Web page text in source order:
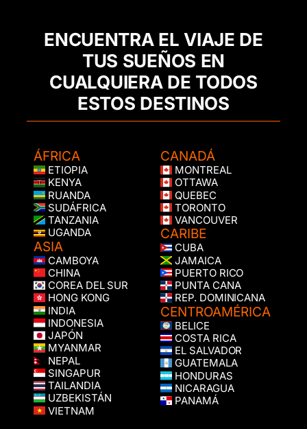
ENCUENTRA EL VIAJE DE
TUS SUEÑOS EN
CUALQUIERA DE TODOS
ESTOS DESTINOS
ÁFRICA
ETIOPIA
KENYA
RUANDA
SUDÁFRICA
TANZANIA
UGANDA
ASIA
CAMBOYA
CHINA
COREA DEL SUR
HONG KONG
INDIA
INDONESIA
JAPÓN
MYANMAR
NEPAL
SINGAPUR
TAILANDIA
UZBEKISTÁN
VIETNAM
CANADÁ
MONTREAL
OTTAWA
QUEBEC
TORONTO
VANCOUVER
CARIBE
CUBA
JAMAICA
PUERTO RICO
PUNTA CANA
REP. DOMINICANA
CENTROAMÉRICA
BELICE
COSTA RICA
EL SALVADOR
GUATEMALA
HONDURAS
NICARAGUA
PANAMÁ